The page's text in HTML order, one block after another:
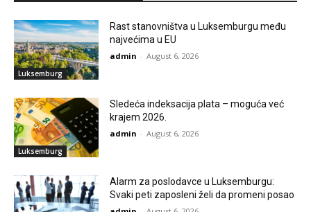
Luksemburg
Rast stanovništva u Luksemburgu među
najvećima u EU
admin - August 6, 2026
Luksemburg
Sledeća indeksacija plata – moguća već
krajem 2026.
admin - August 6, 2026
Alarm za poslodavce u Luksemburgu:
Svaki peti zaposleni želi da promeni posao